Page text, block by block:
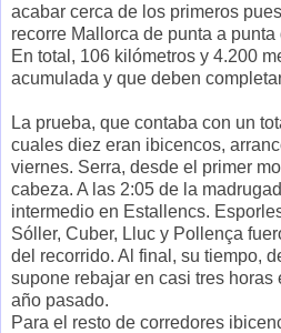
acabar cerca de los primeros
recorre Mallorca de punta a
En total, 106 kilómetros y 4.200
acumulada y que deben
La prueba, que contaba con un
cuales diez eran ibicencos,
viernes. Serra, desde el primer
cabeza. A las 2:05 de la
intermedio en Estallencs.
Sóller, Cuber, Lluc y Pollença
del recorrido. Al final, su tiempo,
supone rebajar en casi tres horas
año pasado.
Para el resto de corredores